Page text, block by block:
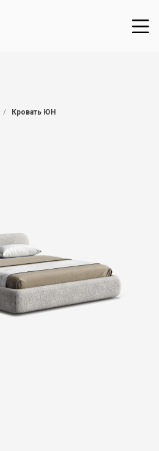
/ Кровать ЮН